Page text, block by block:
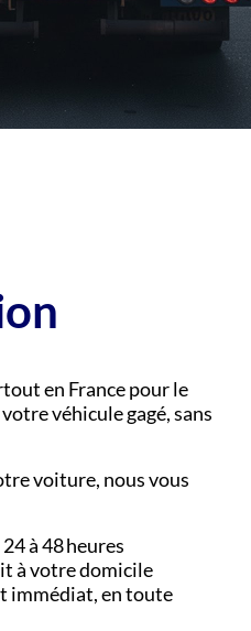
en France pour le
véhicule gagé, sans
voiture, nous vous
à 48 heures
à votre domicile
immédiat, en toute